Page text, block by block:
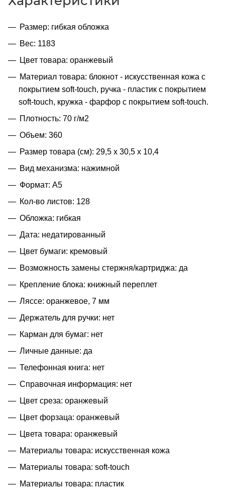
Размер: гибкая обложка
Вес: 1183
Цвет товара: оранжевый
Материал товара: блокнот - искусственная кожа с
покрытием soft-touch, ручка - пластик с покрытием
soft-touch, кружка - фарфор с покрытием soft-touch.
Плотность: 70 г/м2
Объем: 360
Размер товара (см): 29,5 х 30,5 х 10,4
Вид механизма: нажимной
Формат: A5
Кол-во листов: 128
Обложка: гибкая
Дата: недатированный
Цвет бумаги: кремовый
Возможность замены стержня/картриджа: да
Крепление блока: книжный переплет
Ляссе: оранжевое, 7 мм
Держатель для ручки: нет
Карман для бумаг: нет
Личные данные: да
Телефонная книга: нет
Справочная информация: нет
Цвет среза: оранжевый
Цвет форзаца: оранжевый
Цвета товара: оранжевый
Материалы товара: искусственная кожа
Материалы товара: soft-touch
Материалы товара: пластик